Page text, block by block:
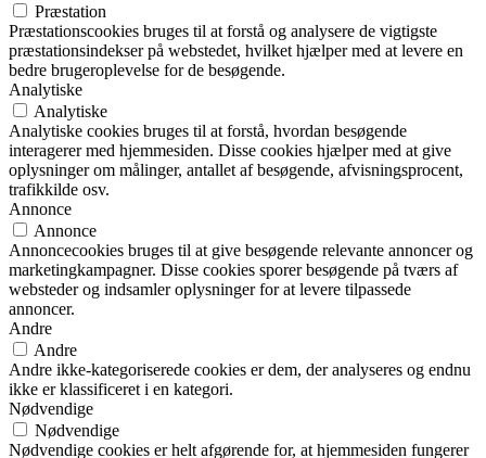
Præstation
Præstationscookies bruges til at forstå og analysere de vigtigste
præstationsindekser på webstedet, hvilket hjælper med at levere en
bedre brugeroplevelse for de besøgende.
Analytiske
Analytiske
Analytiske cookies bruges til at forstå, hvordan besøgende
interagerer med hjemmesiden. Disse cookies hjælper med at give
oplysninger om målinger, antallet af besøgende, afvisningsprocent,
trafikkilde osv.
Annonce
Annonce
Annoncecookies bruges til at give besøgende relevante annoncer og
marketingkampagner. Disse cookies sporer besøgende på tværs af
websteder og indsamler oplysninger for at levere tilpassede
annoncer.
Andre
Andre
Andre ikke-kategoriserede cookies er dem, der analyseres og endnu
ikke er klassificeret i en kategori.
Nødvendige
Nødvendige
Nødvendige cookies er helt afgørende for, at hjemmesiden fungerer